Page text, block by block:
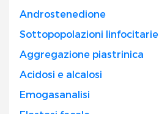
Androstenedione
Sottopopolazioni linfocitarie
Aggregazione piastrinica
Acidosi e alcalosi
Emogasanalisi